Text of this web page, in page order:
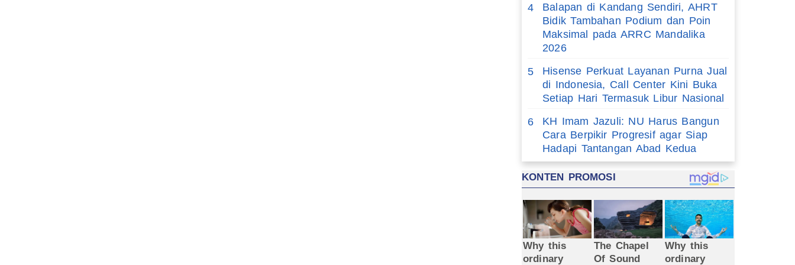
4
Balapan di Kandang Sendiri, AHRT
Bidik Tambahan Podium dan Poin
Maksimal pada ARRC Mandalika
2026
5
Hisense Perkuat Layanan Purna Jual
di Indonesia, Call Center Kini Buka
Setiap Hari Termasuk Libur Nasional
6
KH Imam Jazuli: NU Harus Bangun
Cara Berpikir Progresif agar Siap
Hadapi Tantangan Abad Kedua